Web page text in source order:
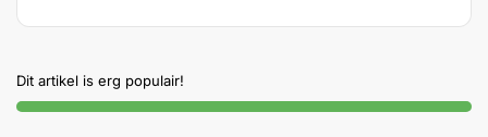
Dit artikel is erg populair!